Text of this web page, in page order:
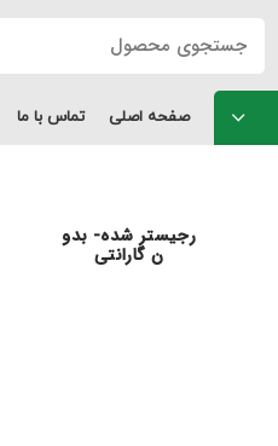
صفحه اصلی تماس با ما
رجیستر شده- بدو
ن گارانتی